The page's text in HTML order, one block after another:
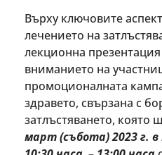
Върху ключовите
лечението на
лекционна
вниманието на
промоционалната
здравето, свързана с
затлъстяването, която
март (събота) 2023 г.